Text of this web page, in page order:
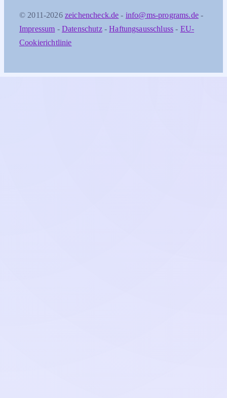
© 2011-2026 zeichencheck.de - info@ms-programs.de-
Impressum - Datenschutz-Haftungsausschluss - EU-
Cookierichtlinie